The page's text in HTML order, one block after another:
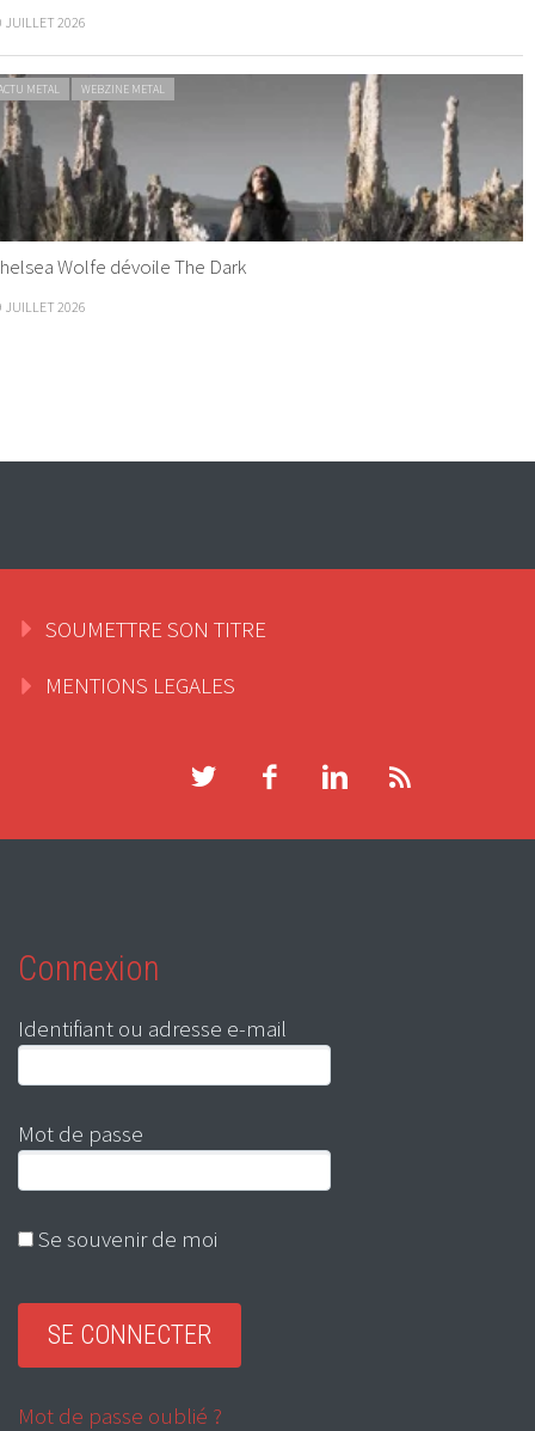
JUILLET 2026
METAL WEBZINE METAL
Wolfe dévoile The Dark
JUILLET 2026
SOUMETTRE SON TITRE
MENTIONS LEGALES
Connexion
Identifiant ou adresse e-mail
Mot de passe
Se souvenir de moi
Mot de passe oublié ?